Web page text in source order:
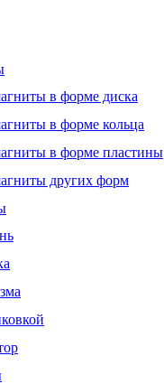
в форме диска
в форме кольца
в форме пластины
других форм